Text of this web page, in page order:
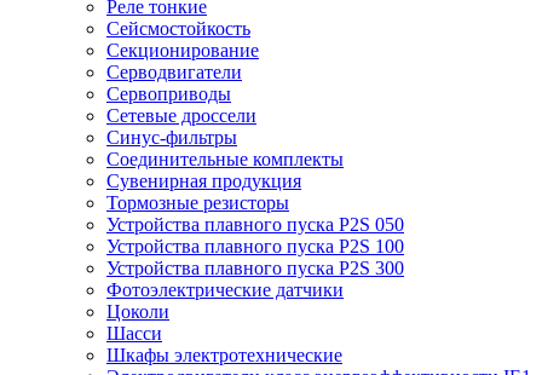
Реле тонкие
Сейсмостойкость
Секционирование
Серводвигатели
Сервоприводы
Сетевые дроссели
Синус-фильтры
Соединительные комплекты
Сувенирная продукция
Тормозные резисторы
Устройства плавного пуска P2S 050
Устройства плавного пуска P2S 100
Устройства плавного пуска P2S 300
Фотоэлектрические датчики
Цоколи
Шасси
Шкафы электротехнические